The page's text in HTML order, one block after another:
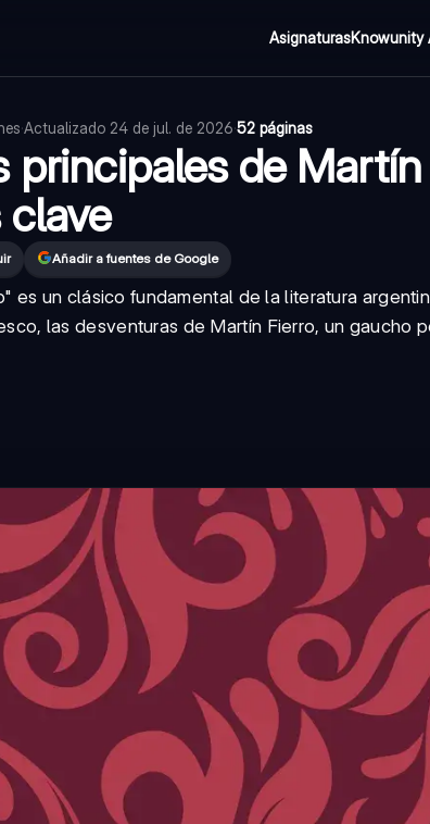
AsignaturasKnowunity
·Actualizado 24 de jul. de 2026·52 páginas
principales de
Añadir a fuentes de Google
es un clásico fundamental de la literatura
las desventuras de Martín Fierro, un gaucho